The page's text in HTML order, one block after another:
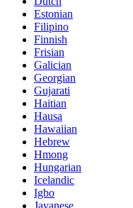
Estonian
Filipino
Finnish
Frisian
Galician
Georgian
Gujarati
Haitian
Hausa
Hawaiian
Hebrew
Hmong
Hungarian
Icelandic
Igbo
Javanese